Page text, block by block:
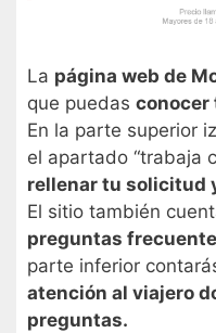
La página web de
que puedas conocer
En la parte superior
el apartado “trabaja
rellenar tu solicitud
El sitio también
preguntas
parte inferior
atención al viajero
preguntas.